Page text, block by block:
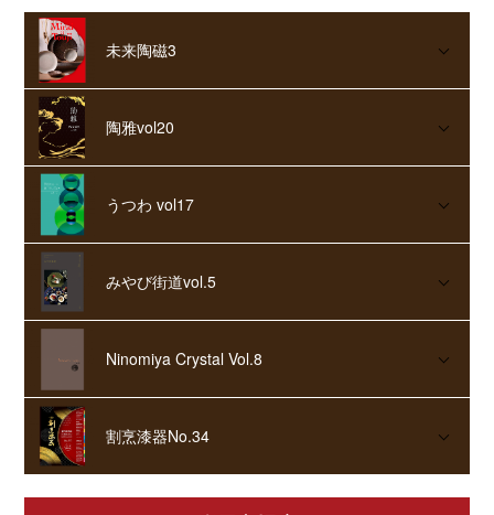
未来陶磁3
陶雅vol20
うつわ vol17
みやび街道vol.5
Ninomiya Crystal Vol.8
割烹漆器No.34